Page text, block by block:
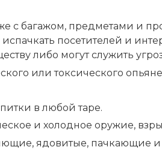
с багажом, предметами и
посетителей и
либо могут служить
или токсического
в любой таре.
и холодное оружие,
ядовитые, пачкающие